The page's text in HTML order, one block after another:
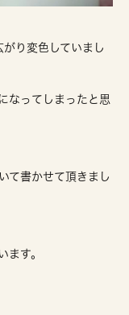
り変色していまし
なってしまったと思
て書かせて頂きまし
ます。